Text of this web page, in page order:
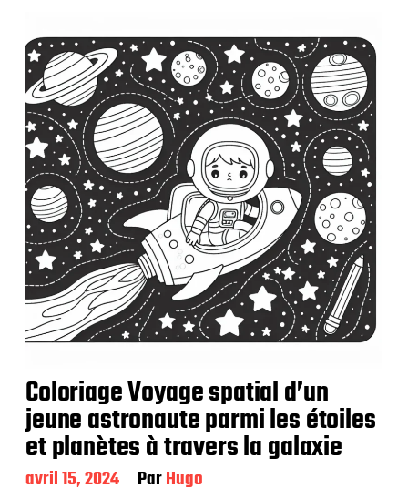
c
a
t
i
o
n
Coloriage Voyage spatial d’un
jeune astronaute parmi les étoiles
et planètes à travers la galaxie
D
avril 15, 2024 ParHugo